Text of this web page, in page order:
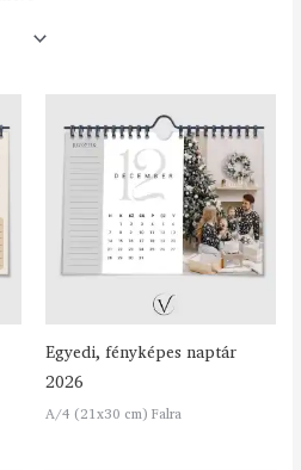
Egyedi, fényképes naptár
2026
A/4 (21x30 cm) Falra